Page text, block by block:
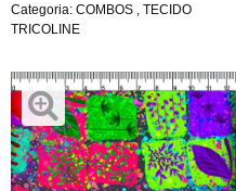
Categoria: COMBOS
TECIDO
TRICOLINE